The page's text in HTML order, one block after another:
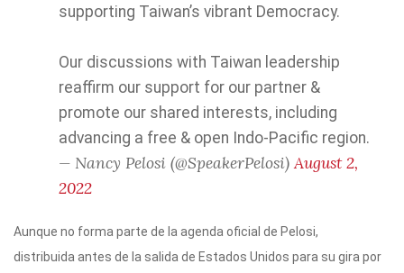
supporting Taiwan’s vibrant Democracy.
Our discussions with Taiwan leadership
reaffirm our support for our partner &
promote our shared interests, including
advancing a free & open Indo-Pacific region.
— Nancy Pelosi (@SpeakerPelosi)August 2,
2022
Aunque no forma parte de la agenda oficial de Pelosi,
distribuida antes de la salida de Estados Unidos para su gira por